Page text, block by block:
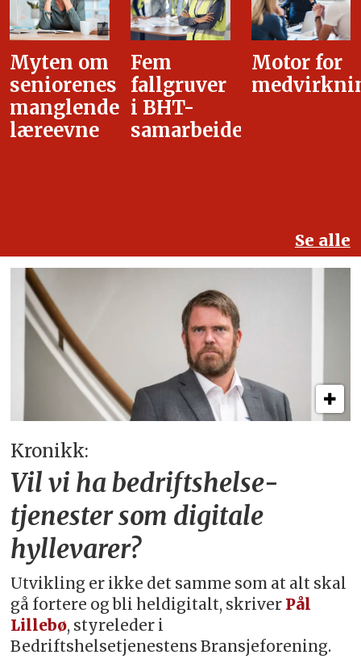
Fem
fallgruver
i BHT-
samarbeidet
Motor for
medvirkning
i
Se alle
Kronikk:
Vil vi ha bedriftshelse­
tjenester som digitale
hyllevarer?
Utvikling er ikke det samme som at alt skal
gå fortere og bli heldigitalt, skriver Pål
Lillebø, styreleder i
Bedriftshelsetjenestens Bransjeforening.